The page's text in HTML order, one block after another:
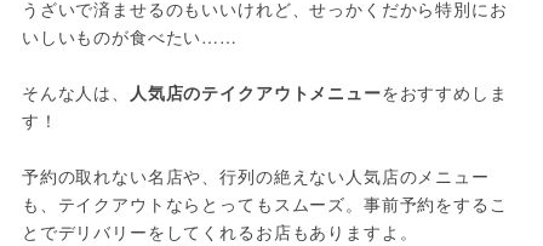
うざいで済ませるのもいいけれど、せっかくだから特別にお
いしいものが食べたい……
そんな人は、 人気店のテイクアウトメニューをおすすめしま
す！
予約の取れない名店や、行列の絶えない人気店のメニュー
も、テイクアウトならとってもスムーズ。事前予約をするこ
とでデリバリーをしてくれるお店もありますよ。